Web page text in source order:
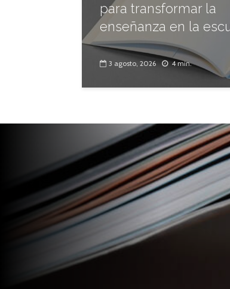
para transformar la
enseñanza en la
3 agosto, 2026 4 min.